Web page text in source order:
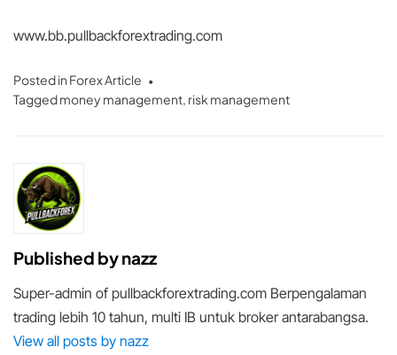
www.bb.pullbackforextrading.com
Posted in Forex Article
Taggedmoney management risk management
Published bynazz
Super-admin of pullbackforextrading.com Berpengalaman
trading lebih 10 tahun, multi IB untuk broker antarabangsa.
View all posts by nazz